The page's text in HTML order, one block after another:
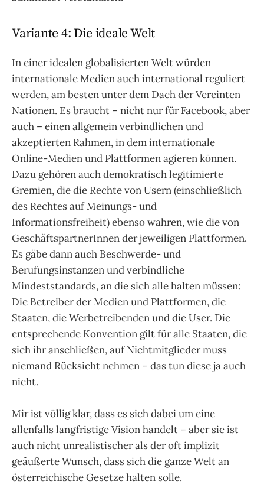
Variante 4: Die ideale Welt
In einer idealen globalisierten Welt würden
internationale Medien auch international reguliert
werden, am besten unter dem Dach der Vereinten
Nationen. Es braucht – nicht nur für Facebook, aber
auch – einen allgemein verbindlichen und
akzeptierten Rahmen, in dem internationale
Online-Medien und Plattformen agieren können.
Dazu gehören auch demokratisch legitimierte
Gremien, die die Rechte von Usern (einschließlich
des Rechtes auf Meinungs- und
Informationsfreiheit) ebenso wahren, wie die von
GeschäftspartnerInnen der jeweiligen Plattformen.
Es gäbe dann auch Beschwerde- und
Berufungsinstanzen und verbindliche
Mindeststandards, an die sich alle halten müssen:
Die Betreiber der Medien und Plattformen, die
Staaten, die Werbetreibenden und die User. Die
entsprechende Konvention gilt für alle Staaten, die
sich ihr anschließen, auf Nichtmitglieder muss
niemand Rücksicht nehmen – das tun diese ja auch
nicht.
Mir ist völlig klar, dass es sich dabei um eine
allenfalls langfristige Vision handelt – aber sie ist
auch nicht unrealistischer als der oft implizit
geäußerte Wunsch, dass sich die ganze Welt an
österreichische Gesetze halten solle.